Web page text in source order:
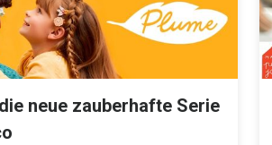
neue zauberhafte Serie